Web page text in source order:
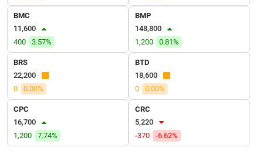
BMC
11,600
400
3.57%
BMP
148,800
1,200
0.81%
BRS
22,200
0
0.00%
BTD
18,600
0
0.00%
CPC
16,700
1,200
7.74%
CRC
5,220
-370
-6.62%
ÍCH
BẤT
ĐỘNG
SẢN
Mã
chứng
khoán
(-)